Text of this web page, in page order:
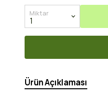
Miktar
Ürün Açıklaması